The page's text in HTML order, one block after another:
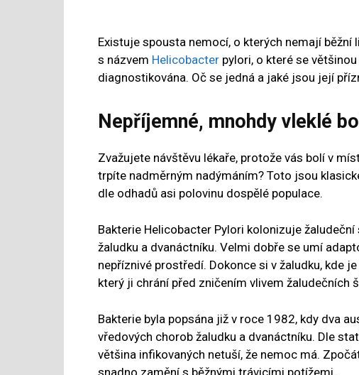
Existuje spousta nemocí, o kterých nemají
s názvem Helicobacter pylori, o které se
diagnostikována. Oč se jedná a jaké jsou její
Nepříjemné, mnohdy vleklé
Zvažujete návštěvu lékaře, protože vás bolí v
trpíte nadměrným nadýmáním? Toto jsou
dle odhadů asi polovinu dospělé populace.
Bakterie Helicobacter Pylori kolonizuje
žaludku a dvanáctníku. Velmi dobře se umí
nepříznivé prostředí. Dokonce si v žaludku, kde
který ji chrání před zničením vlivem žaludečních
Bakterie byla popsána již v roce 1982, kdy dva
vředových chorob žaludku a dvanáctníku. Dle
většina infikovaných netuší, že nemoc má.